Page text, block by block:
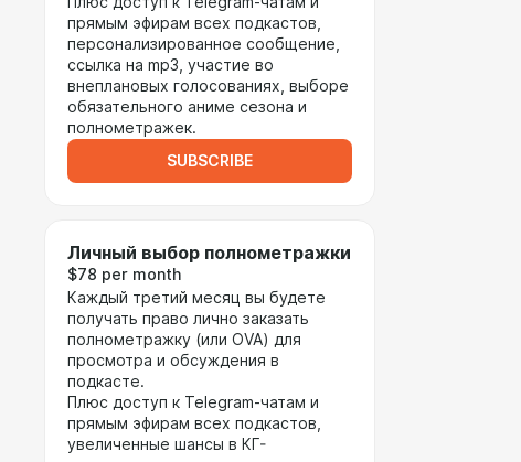
прямым эфирам всех подкастов,
персонализированное сообщение,
ссылка на mp3, участие во
внеплановых голосованиях, выборе
обязательного аниме сезона и
полнометражек.
SUBSCRIBE
Личный выбор полнометражки
$78 per month
Каждый третий месяц вы будете
получать право лично заказать
полнометражку (или OVA) для
просмотра и обсуждения в
подкасте.
Плюс доступ к Telegram-чатам и
прямым эфирам всех подкастов,
увеличенные шансы в КГ-